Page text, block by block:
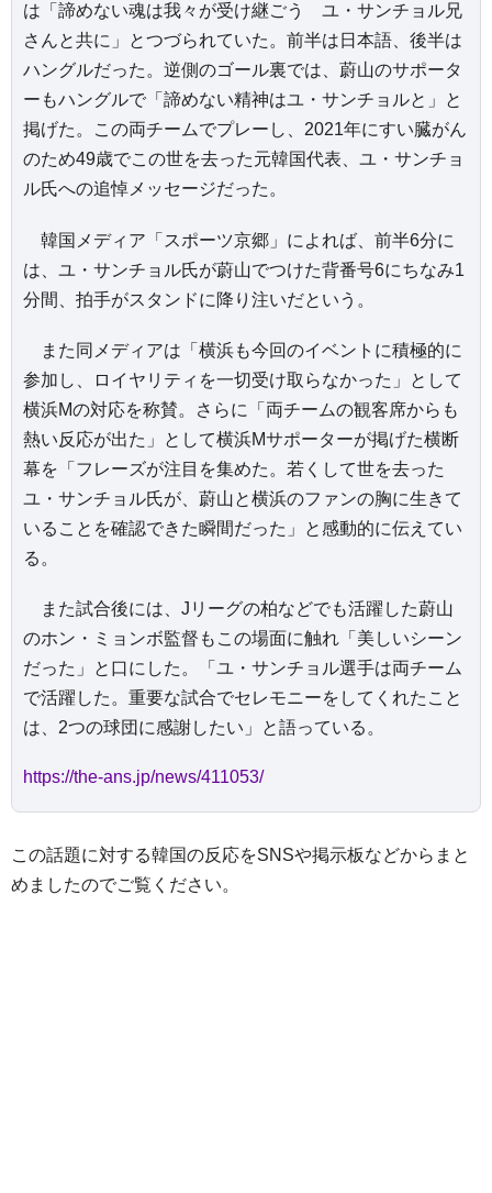
は「諦めない魂は我々が受け継ごう ユ・サンチョル兄
さんと共に」とつづられていた。前半は日本語、後半は
ハングルだった。逆側のゴール裏では、蔚山のサポータ
ーもハングルで「諦めない精神はユ・サンチョルと」と
掲げた。この両チームでプレーし、2021年にすい臓がん
のため49歳でこの世を去った元韓国代表、ユ・サンチョ
ル氏への追悼メッセージだった。
韓国メディア「スポーツ京郷」によれば、前半6分に
は、ユ・サンチョル氏が蔚山でつけた背番号6にちなみ1
分間、拍手がスタンドに降り注いだという。
また同メディアは「横浜も今回のイベントに積極的に
参加し、ロイヤリティを一切受け取らなかった」として
横浜Mの対応を称賛。さらに「両チームの観客席からも
熱い反応が出た」として横浜Mサポーターが掲げた横断
幕を「フレーズが注目を集めた。若くして世を去った
ユ・サンチョル氏が、蔚山と横浜のファンの胸に生きて
いることを確認できた瞬間だった」と感動的に伝えてい
る。
また試合後には、Jリーグの柏などでも活躍した蔚山
のホン・ミョンボ監督もこの場面に触れ「美しいシーン
だった」と口にした。「ユ・サンチョル選手は両チーム
で活躍した。重要な試合でセレモニーをしてくれたこと
は、2つの球団に感謝したい」と語っている。
https://the-ans.jp/news/411053/
この話題に対する韓国の反応をSNSや掲示板などからまと
めましたのでご覧ください。